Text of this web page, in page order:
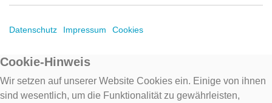
Datenschutz Impressum Cookies
Cookie-Hinweis
Wir setzen auf unserer Website Cookies ein. Einige von ihnen
sind wesentlich, um die Funktionalität zu gewährleisten,